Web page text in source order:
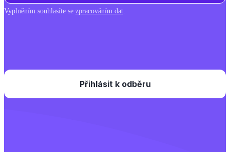
Vyplněním souhlasíte se zpracováním dat.